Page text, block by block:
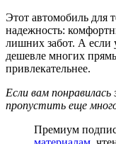
Этот автомобиль для
надежность:
лишних забот. А если
дешевле многих
привлекательнее.
Если вам
пропустить еще
Премиум